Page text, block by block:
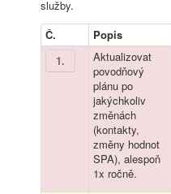
služby.
Č.
Popis
1.
Aktualizovat
povodňový
plánu po
jakýchkoliv
změnách
(kontakty,
změny hodnot
SPA), alespoň
1x ročně.